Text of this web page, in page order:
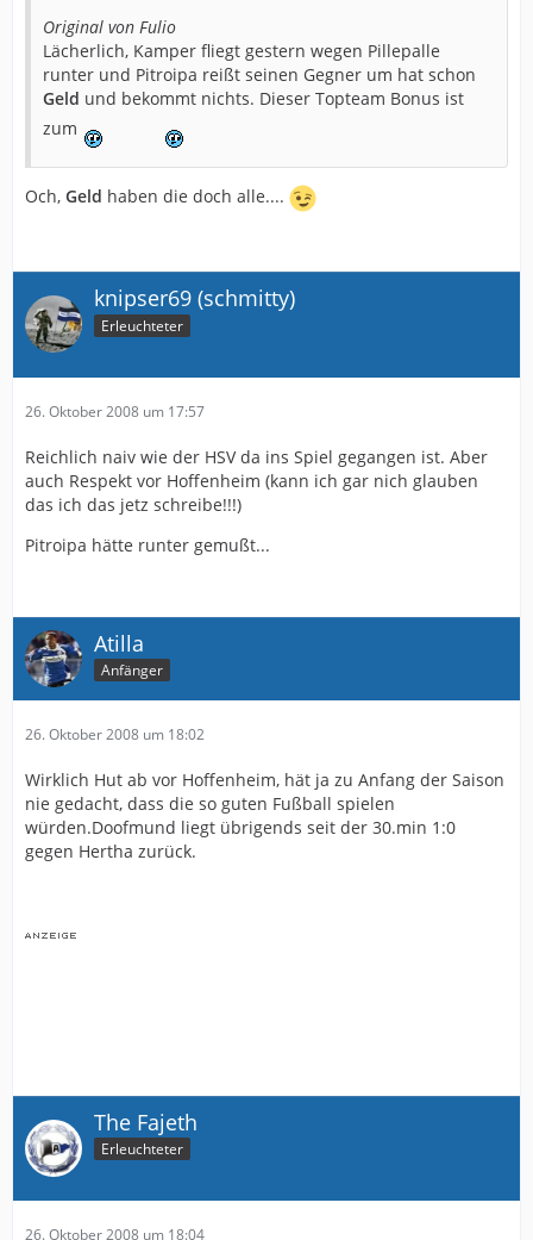
Original von Fulio
Lächerlich, Kamper fliegt gestern wegen Pillepalle
runter und Pitroipa reißt seinen Gegner um hat schon
Geld und bekommt nichts. Dieser Topteam Bonus ist
zum
Och, Geld haben die doch alle....
knipser69 (schmitty)
Erleuchteter
26. Oktober 2008 um 17:57
Reichlich naiv wie der HSV da ins Spiel gegangen ist. Aber
auch Respekt vor Hoffenheim (kann ich gar nich glauben
das ich das jetz schreibe!!!)
Pitroipa hätte runter gemußt...
Atilla
Anfänger
26. Oktober 2008 um 18:02
Wirklich Hut ab vor Hoffenheim, hät ja zu Anfang der Saison
nie gedacht, dass die so guten Fußball spielen
würden.Doofmund liegt übrigends seit der 30.min 1:0
gegen Hertha zurück.
The Fajeth
Erleuchteter
26. Oktober 2008 um 18:04